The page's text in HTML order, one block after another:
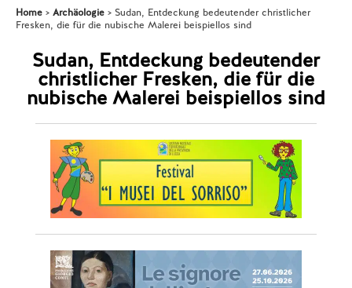
Home Archäologie
Sudan, Entdeckung bedeutender christlicher
Fresken, die für die nubische Malerei beispiellos sind
Sudan, Entdeckung bedeutender
christlicher Fresken, die für die
nubische Malerei beispiellos sind